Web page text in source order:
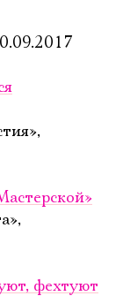
фехтуют